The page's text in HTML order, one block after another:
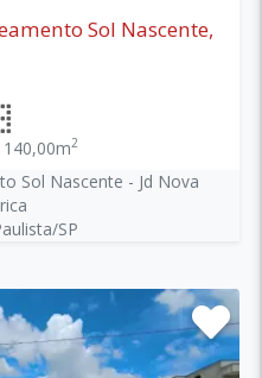
Sol Nascente,
2
Sol Nascente - Jd Nova
SP